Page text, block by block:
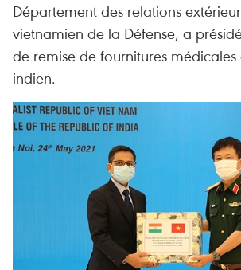
Département des relations
vietnamien de la Défense, a
de remise de fournitures
indien.